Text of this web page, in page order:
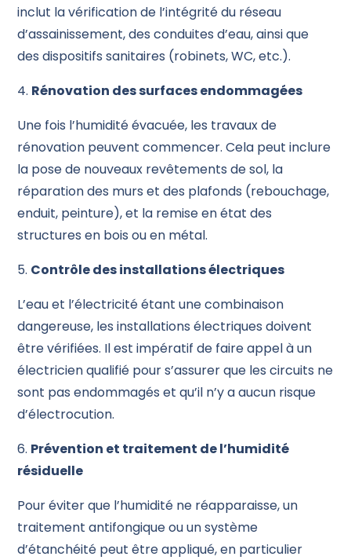
inclut la vérification de l’intégrité du réseau
d’assainissement, des conduites d’eau, ainsi que
des dispositifs sanitaires (robinets, WC, etc.).
4. Rénovation des surfaces endommagées
Une fois l’humidité évacuée, les travaux de
rénovation peuvent commencer. Cela peut inclure
la pose de nouveaux revêtements de sol, la
réparation des murs et des plafonds (rebouchage,
enduit, peinture), et la remise en état des
structures en bois ou en métal.
5. Contrôle des installations électriques
L’eau et l’électricité étant une combinaison
dangereuse, les installations électriques doivent
être vérifiées. Il est impératif de faire appel à un
électricien qualifié pour s’assurer que les circuits ne
sont pas endommagés et qu’il n’y a aucun risque
d’électrocution.
6. Prévention et traitement de l’humidité
résiduelle
Pour éviter que l’humidité ne réapparaisse, un
traitement antifongique ou un système
d’étanchéité peut être appliqué, en particulier